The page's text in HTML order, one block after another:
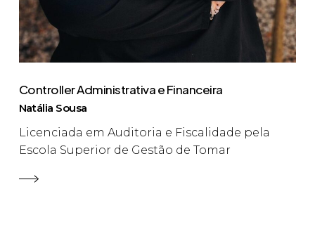
Controller Administrativa e Financeira
Natália Sousa
Licenciada em Auditoria e Fiscalidade pela
Escola Superior de Gestão de Tomar